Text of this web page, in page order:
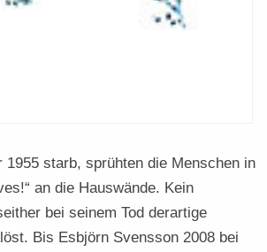
1955 starb, sprühten die Menschen in
an die Hauswände. Kein
bei seinem Tod derartige
Bis Esbjörn Svensson 2008 bei